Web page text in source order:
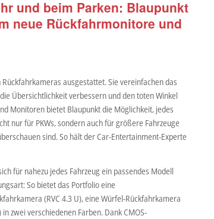
und beim Parken: Blaupunkt
neue Rückfahrmonitore und
ausgestattet. Sie vereinfachen das
Übersichtlichkeit verbessern und den toten Winkel
Monitoren bietet Blaupunkt die Möglichkeit, jedes
nur für PKWs, sondern auch für größere Fahrzeuge
sind. So hält der Car-Entertainment-Experte
für nahezu jedes Fahrzeug ein passendes Modell
So bietet das Portfolio eine
(RVC 4.3 U), eine Würfel-Rückfahrkamera
zwei verschiedenen Farben. Dank CMOS-